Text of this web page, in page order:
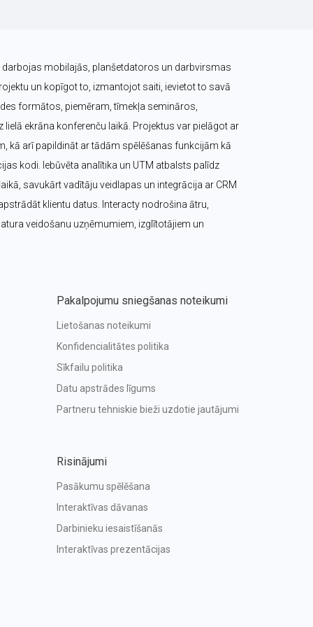
mobilajās, planšetdatoros un darbvirsmas
un kopīgot to, izmantojot saiti, ievietot to savā
formātos, piemēram, tīmekļa semināros,
ekrāna konferenču laikā. Projektus var pielāgot ar
kā arī papildināt ar tādām spēlēšanas funkcijām kā
kodi. Iebūvēta analītika un UTM atbalsts palīdz
savukārt vadītāju veidlapas un integrācija ar CRM
klientu datus. Interacty nodrošina ātru,
veidošanu uzņēmumiem, izglītotājiem un
Pakalpojumu sniegšanas noteikumi
Lietošanas noteikumi
Konfidencialitātes politika
Sīkfailu politika
Datu apstrādes līgums
Partneru tehniskie bieži uzdotie jautājumi
Risinājumi
Pasākumu spēlēšana
Interaktīvas dāvanas
Darbinieku iesaistīšanās
Interaktīvas prezentācijas